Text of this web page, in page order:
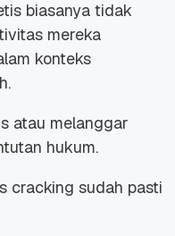
biasanya tidak
mereka
konteks
atau melanggar
hukum.
cracking sudah pasti